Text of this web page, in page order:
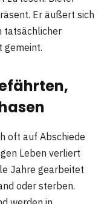
Er äußert sich
tatsächlicher
gemeint.
oft auf Abschiede
Leben verliert
Jahre gearbeitet
oder sterben.